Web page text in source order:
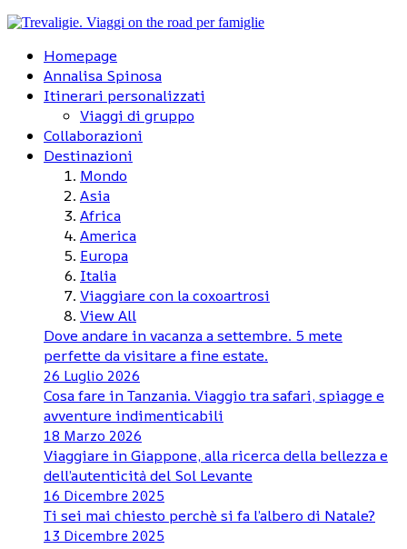
Homepage
Annalisa Spinosa
Itinerari personalizzati
Viaggi di gruppo
Collaborazioni
Destinazioni
Mondo
Asia
Africa
America
Europa
Italia
Viaggiare con la coxoartrosi
View All
Dove andare in vacanza a settembre. 5 mete
perfette da visitare a fine estate.
26 Luglio 2026
Cosa fare in Tanzania. Viaggio tra safari, spiagge e
avventure indimenticabili
18 Marzo 2026
Viaggiare in Giappone, alla ricerca della bellezza e
dell’autenticità del Sol Levante
16 Dicembre 2025
Ti sei mai chiesto perchè si fa l’albero di Natale?
13 Dicembre 2025